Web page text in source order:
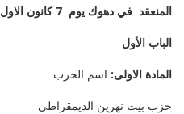
المنعقد في دهوك يوم 7 كانون الاول 2023
الباب الأول
المادة الاولى: اسم الحزب
حزب بيت نهرين الديمقراطي